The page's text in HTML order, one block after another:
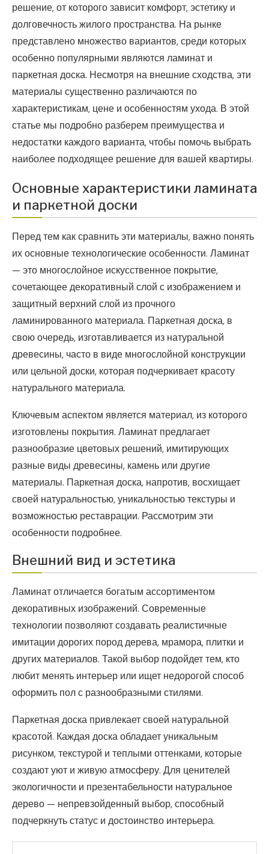
решение, от которого зависит комфорт, эстетику и
долговечность жилого пространства. На рынке
представлено множество вариантов, среди которых
особенно популярными являются ламинат и
паркетная доска. Несмотря на внешние сходства, эти
материалы существенно различаются по
характеристикам, цене и особенностям ухода. В этой
статье мы подробно разберем преимущества и
недостатки каждого варианта, чтобы помочь выбрать
наиболее подходящее решение для вашей квартиры.
Основные характеристики ламината
и паркетной доски
Перед тем как сравнить эти материалы, важно понять
их основные технологические особенности. Ламинат
— это многослойное искусственное покрытие,
сочетающее декоративный слой с изображением и
защитный верхний слой из прочного
ламинированного материала. Паркетная доска, в
свою очередь, изготавливается из натуральной
древесины, часто в виде многослойной конструкции
или цельной доски, которая подчеркивает красоту
натурального материала.
Ключевым аспектом является материал, из которого
изготовлены покрытия. Ламинат предлагает
разнообразие цветовых решений, имитирующих
разные виды древесины, камень или другие
материалы. Паркетная доска, напротив, восхищает
своей натуральностью, уникальностью текстуры и
возможностью реставрации. Рассмотрим эти
особенности подробнее.
Внешний вид и эстетика
Ламинат отличается богатым ассортиментом
декоративных изображений. Современные
технологии позволяют создавать реалистичные
имитации дорогих пород дерева, мрамора, плитки и
других материалов. Такой выбор подойдет тем, кто
любит менять интерьер или ищет недорогой способ
оформить пол с разнообразными стилями.
Паркетная доска привлекает своей натуральной
красотой. Каждая доска обладает уникальным
рисунком, текстурой и теплыми оттенками, которые
создают уют и живую атмосферу. Для ценителей
экологичности и презентабельности натуральное
дерево — непревзойденный выбор, способный
подчеркнуть статус и достоинство интерьера.